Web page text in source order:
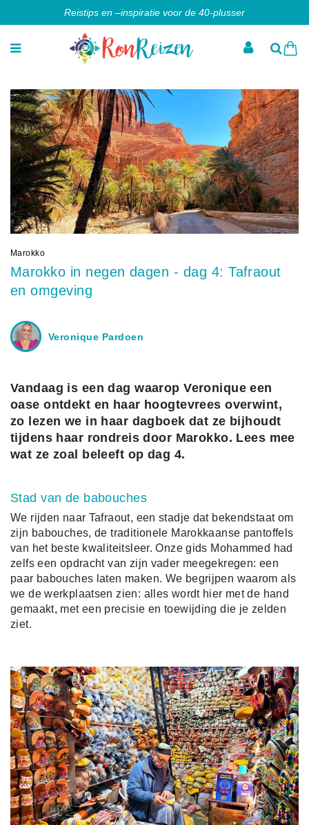
Reistips en –inspiratie voor de 40-plusser
Marokko
Marokko in negen dagen - dag 4: Tafraout
en omgeving
Veronique Pardoen
Vandaag is een dag waarop Veronique een
oase ontdekt en haar hoogtevrees overwint,
zo lezen we in haar dagboek dat ze bijhoudt
tijdens haar rondreis door Marokko. Lees mee
wat ze zoal beleeft op dag 4.
Stad van de babouches
We rijden naar Tafraout, een stadje dat bekendstaat om
zijn babouches, de traditionele Marokkaanse pantoffels
van het beste kwaliteitsleer. Onze gids Mohammed had
zelfs een opdracht van zijn vader meegekregen: een
paar babouches laten maken. We begrijpen waarom als
we de werkplaatsen zien: alles wordt hier met de hand
gemaakt, met een precisie en toewijding die je zelden
ziet.